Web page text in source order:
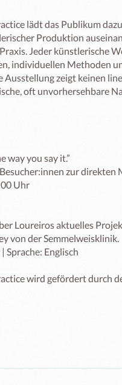
lädt das Publikum
Produktion
Jeder künstlerische
individuellen Methoden
Ausstellung zeigt keinen
oft unvorhersehbare
way you say it.”
zur
Uhr
Loureiros aktuelles
von der Semmelweisklinik.
Sprache: Englisch
wird gefördert durch